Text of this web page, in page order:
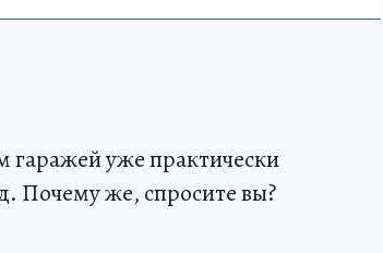
гаражей уже практически
Почему же, спросите вы?